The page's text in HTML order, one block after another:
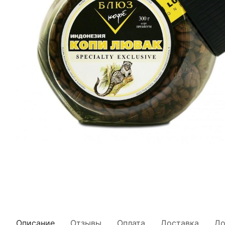
Описание Отзывы Оплата Доставка